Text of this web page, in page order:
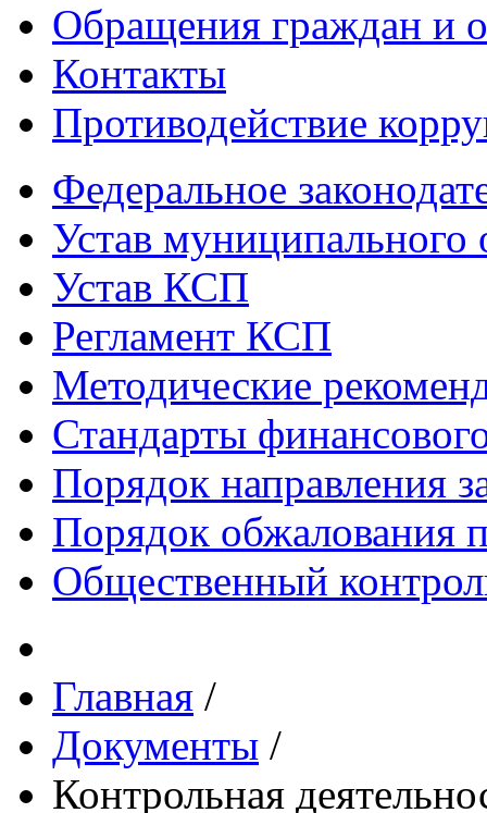
Обращения граждан и
Контакты
Противодействие
Федеральное
Устав муниципального
Устав КСП
Регламент КСП
Методические
Стандарты
Порядок направления
Порядок обжалования
Общественный
Главная /
Документы /
Контрольная